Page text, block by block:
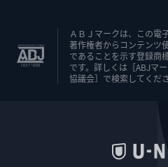
ＡＢＪマークは、この電
著作権者からコンテンツ
であることを示す登録商
です。詳しくは［ABJマ
協議会］で検索してくださ